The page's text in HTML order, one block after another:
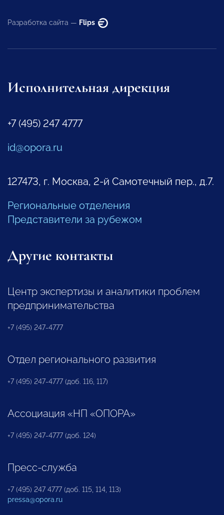
Разработка сайта — Flips
Исполнительная дирекция
+7 (495) 247 4777
id@opora.ru
127473, г. Москва, 2-й Самотечный пер., д.7.
Региональные отделения
Представители за рубежом
Другие контакты
Центр экспертизы и аналитики проблем
предпринимательства
+7 (495) 247-4777
Отдел регионального развития
+7 (495) 247-4777 (доб. 116, 117)
Ассоциация «НП «ОПОРА»
+7 (495) 247-4777 (доб. 124)
Пресс-служба
+7 (495) 247 4777 (доб. 115, 114, 113)
pressa@opora.ru